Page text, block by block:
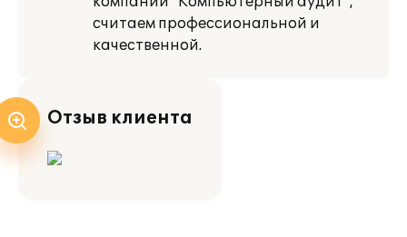
считаем профессиональной и
качественной.
Отзыв клиента